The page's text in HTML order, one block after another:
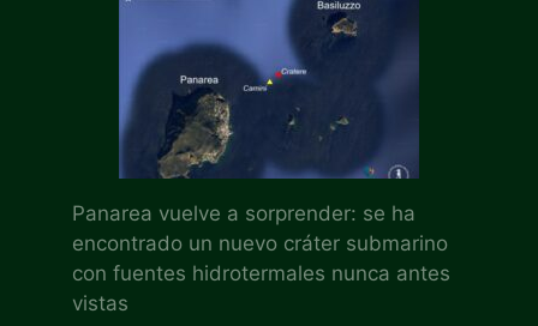
Panarea vuelve a sorprender: se ha
encontrado un nuevo cráter submarino
con fuentes hidrotermales nunca antes
vistas